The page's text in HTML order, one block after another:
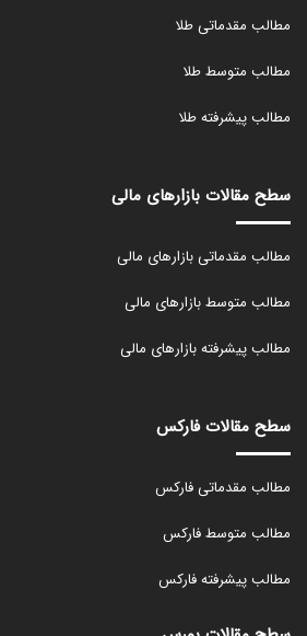
مطالب مقدماتی طلا
مطالب متوسط طلا
مطالب پیشرفته طلا
سطح مقالات بازارهای مالی
مطالب مقدماتی بازارهای مالی
مطالب متوسط بازارهای مالی
مطالب پیشرفته بازارهای مالی
سطح مقالات فارکس
مطالب مقدماتی فارکس
مطالب متوسط فارکس
مطالب پیشرفته فارکس